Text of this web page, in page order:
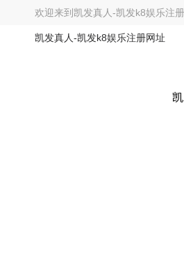
欢迎来到 凯发真人-凯发k8娱乐注
凯发真人-凯发k8娱乐注册网址